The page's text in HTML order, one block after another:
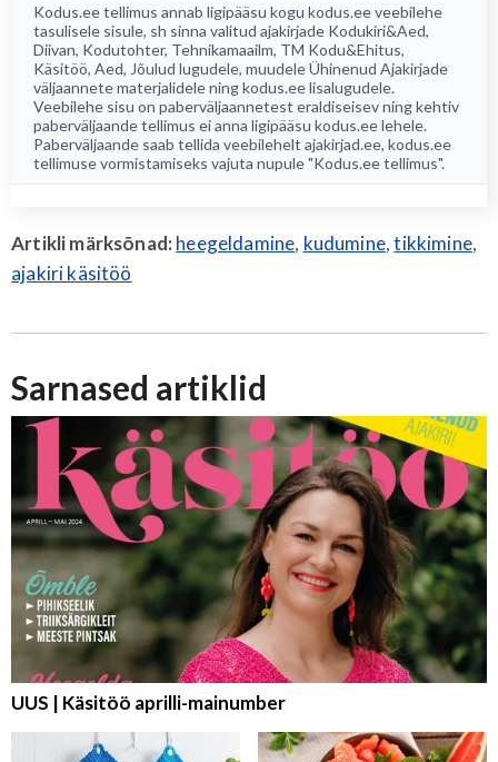
Kodus.ee tellimus annab ligipääsu kogu kodus.eeveebilehe
tasulisele sisule, sh sinna valitud ajakirjade Kodukiri&Aed,
Diivan, Kodutohter, Tehnikamaailm, TM Kodu&Ehitus,
Käsitöö, Aed, Jõulud lugudele, muudele Ühinenud Ajakirjade
väljaannete materjalidele ning kodus.ee lisalugudele.
Veebilehe sisu on paberväljaannetest eraldiseisev ning kehtiv
paberväljaande tellimus ei anna ligipääsu kodus.ee lehele.
Paberväljaande saab tellida veebilehelt ajakirjad.ee, kodus.ee
tellimuse vormistamiseks vajuta nupule "Kodus.ee tellimus".
Artikli märksõnad: heegeldamine, kudumine,tikkimine,
ajakiri käsitöö
Sarnased artiklid
UUS | Käsitöö aprilli-mainumber